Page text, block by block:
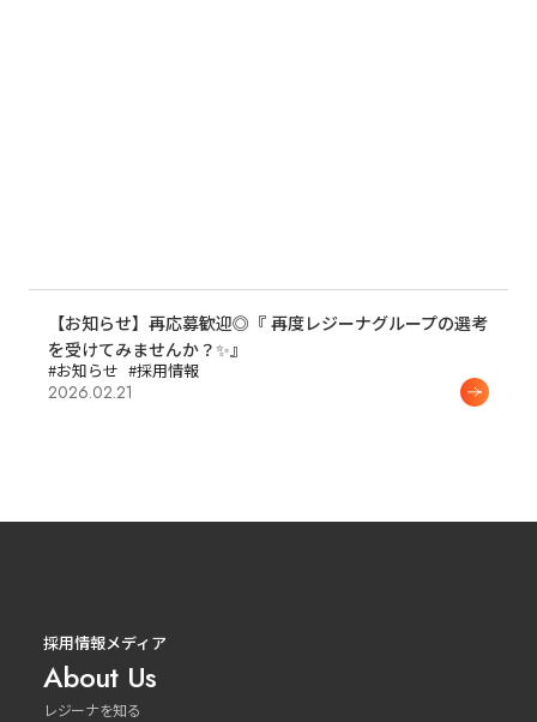
【お知らせ】再応募歓迎◎『 再度レジーナグループの選考
を受けてみませんか？✨』
#お知らせ #採用情報
2026.02.21
採用情報メディア
About Us
レジーナを知る